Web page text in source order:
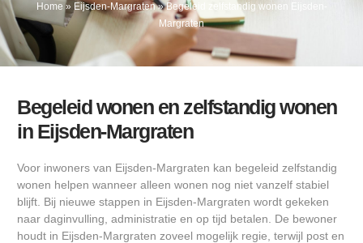
Home » Eijsden-Margraten»Begeleid zelfstandig wonen Eijsden-
Margraten
Begeleid wonen en zelfstandig wonen
in Eijsden-Margraten
Voor inwoners van Eijsden-Margraten kan begeleid zelfstandig
wonen helpen wanneer alleen wonen nog niet vanzelf stabiel
blijft. Bij nieuwe stappen in Eijsden-Margraten wordt gekeken
naar daginvulling, administratie en op tijd betalen. De bewoner
houdt in Eijsden-Margraten zoveel mogelijk regie, terwijl post en